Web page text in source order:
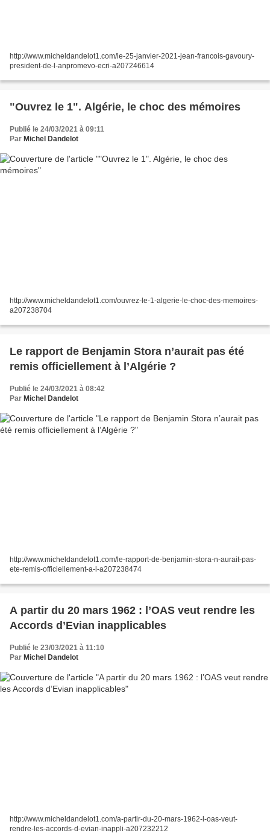
http://www.micheldandelot1.com/le-25-janvier-2021-jean-francois-gavoury-
president-de-l-anpromevo-ecri-a207246614
"Ouvrez le 1". Algérie, le choc des mémoires
Publié le 24/03/2021 à 09:11
Par Michel Dandelot
http://www.micheldandelot1.com/ouvrez-le-1-algerie-le-choc-des-memoires-
a207238704
Le rapport de Benjamin Stora n’aurait pas été
remis officiellement à l’Algérie ?
Publié le 24/03/2021 à 08:42
Par Michel Dandelot
http://www.micheldandelot1.com/le-rapport-de-benjamin-stora-n-aurait-pas-
ete-remis-officiellement-a-l-a207238474
A partir du 20 mars 1962 : l’OAS veut rendre les
Accords d’Evian inapplicables
Publié le 23/03/2021 à 11:10
Par Michel Dandelot
http://www.micheldandelot1.com/a-partir-du-20-mars-1962-l-oas-veut-
rendre-les-accords-d-evian-inappli-a207232212